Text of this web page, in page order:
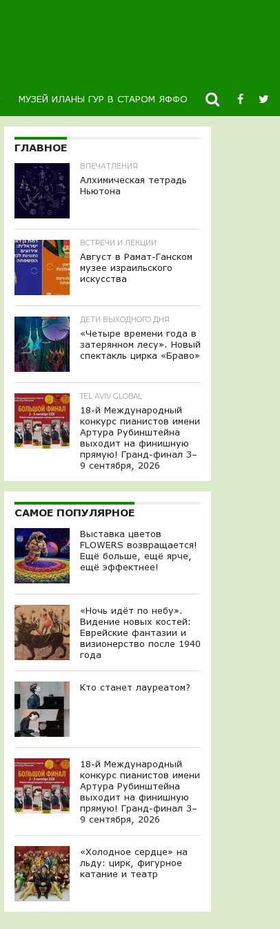
МУЗЕЙ ИЛАНЫ ГУР В СТАРОМ ЯФФО НОВОСТИ
ГЛАВНОЕ
ВПЕЧАТЛЕНИЯ
Алхимическая тетрадь
Ньютона
ВСТРЕЧИ И ЛЕКЦИИ
Август в Рамат-Ганском
музее израильского
искусства
ДЕТИ ВЫХОДНОГО ДНЯ
«Четыре времени года в
затерянном лесу». Новый
спектакль цирка «Браво»
TEL AVIV GLOBAL
18-й Международный
конкурс пианистов имени
Артура Рубинштейна
выходит на финишную
прямую! Гранд-финал 3–
9 сентября, 2026
САМОЕ ПОПУЛЯРНОЕ
Выставка цветов
FLOWERS возвращается!
Ещё больше, ещё ярче,
ещё эффектнее!
«Ночь идёт по небу».
Видение новых костей:
Еврейские фантазии и
визионерство после 1940
года
Кто станет лауреатом?
18-й Международный
конкурс пианистов имени
Артура Рубинштейна
выходит на финишную
прямую! Гранд-финал 3–
9 сентября, 2026
«Холодное сердце» на
льду: цирк, фигурное
катание и театр